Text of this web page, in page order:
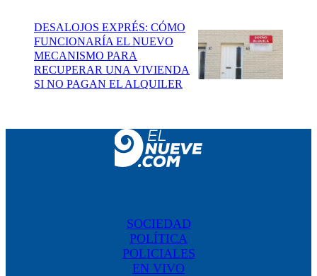
DESALOJOS EXPRÉS: CÓMO
FUNCIONARÍA EL NUEVO
MECANISMO PARA
RECUPERAR UNA VIVIENDA
SI NO PAGAN EL ALQUILER
SOCIEDAD
POLÍTICA
POLICIALES
EN VIVO